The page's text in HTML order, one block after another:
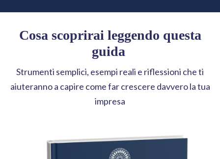
Cosa scoprirai leggendo questa
guida
Strumenti semplici, esempi reali e riflessioni che ti
aiuteranno a capire come far crescere davvero la tua
impresa